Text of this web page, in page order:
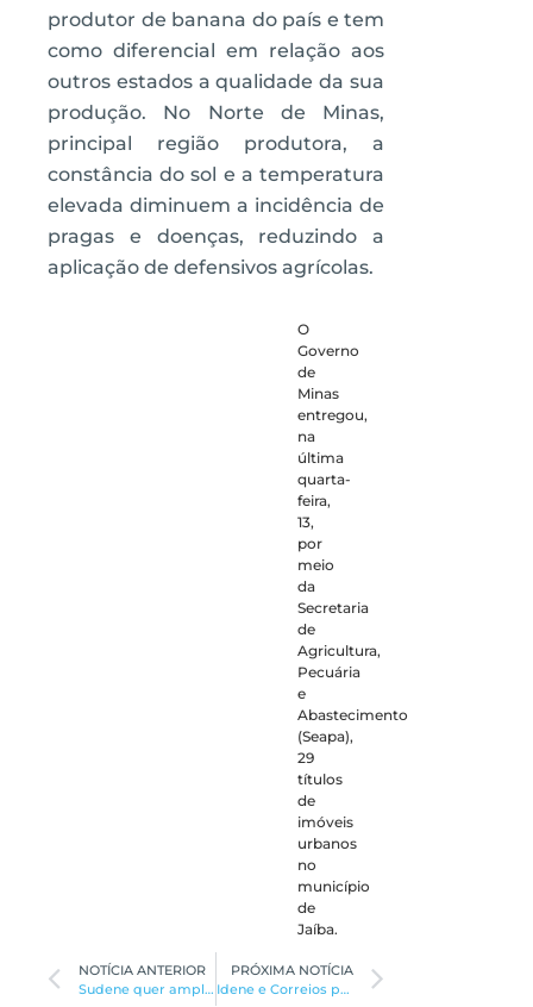
produtor de banana do país e tem
como diferencial em relação aos
outros estados a qualidade da sua
produção. No Norte de Minas,
principal região produtora, a
constância do sol e a temperatura
elevada diminuem a incidência de
pragas e doenças, reduzindo a
aplicação de defensivos agrícolas.
O
Governo
de
Minas
entregou,
na
última
quarta-
feira,
13,
por
meio
da
Secretaria
de
Agricultura,
Pecuária
e
Abastecimento
(Seapa),
29
títulos
de
imóveis
urbanos
no
município
de
Jaíba.
NOTÍCIA ANTERIOR
Sudene quer ampliar setores favorecidos por redução de IR
PRÓXIMA NOTÍCIA
Idene e Correios promoverão capacitação